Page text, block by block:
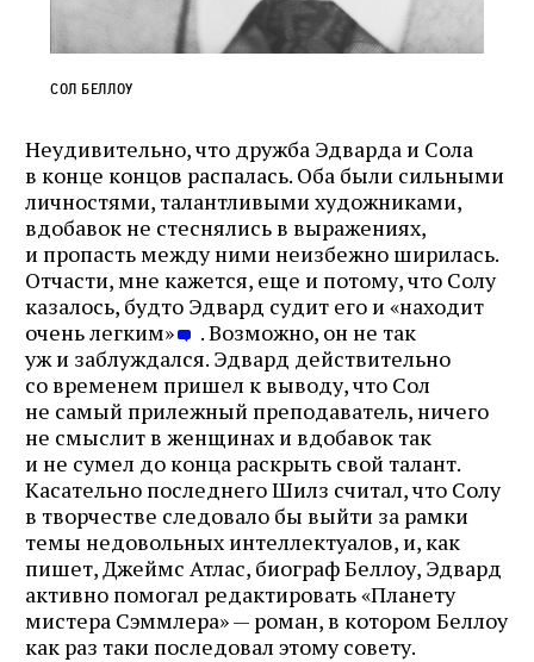
Сол Беллоу
Неудивительно, что дружба Эдварда и Сола
в конце концов распалась. Оба были сильными
личностями, талантливыми художниками,
вдобавок не стеснялись в выражениях,
и пропасть между ними неизбежно ширилась.
Отчасти, мне кажется, еще и потому, что Солу
казалось, будто Эдвард судит его и «находит
очень легким»
. Возможно, он не так
уж и заблуждался. Эдвард действительно
со временем пришел к выводу, что Сол
не самый прилежный преподаватель, ничего
не смыслит в женщинах и вдобавок так
и не сумел до конца раскрыть свой талант.
Касательно последнего Шилз считал, что Солу
в творчестве следовало бы выйти за рамки
темы недовольных интеллектуалов, и, как
пишет, Джеймс Атлас, биограф Беллоу, Эдвард
активно помогал редактировать «Планету
мистера Сэммлера» — роман, в котором Беллоу
как раз таки последовал этому совету.